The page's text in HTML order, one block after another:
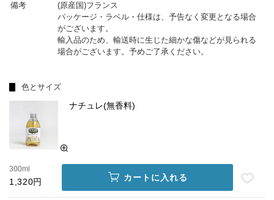
備考
(原産国)フランス
パッケージ・ラベル・仕様は、予告なく変更となる場合
がございます。
輸入品のため、輸送時に生じた細かな傷などが見られる
場合がございます。予めご了承ください。
色とサイズ
ナチュレ(無香料)
300ml
1,320円 カートに入れる